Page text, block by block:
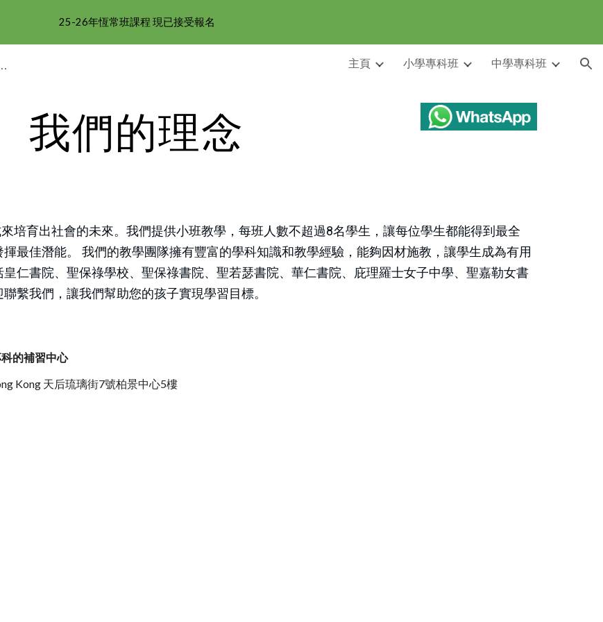
main content25-26年恆常班課程 現已接受報名
補習|庇理羅士補習|華仁補習|暑期班|BPS 補習|QC補習 主頁 小學專科班 中學專科班
我們的理念
育出社會的未來。我們提供小班教學，每班人數不超過8名學生，讓每位學生都能得到最全
最佳潛能。 我們的教學團隊擁有豐富的學科知識和教學經驗，能夠因材施教，讓學生成為有用
仁書院、聖保祿學校、聖保祿書院、聖若瑟書院、華仁書院、庇理羅士女子中學、聖嘉勒女書
繫我們，讓我們幫助您的孩子實現學習目標。
的補習中心
Kong 天后琉璃街7號柏景中心5樓